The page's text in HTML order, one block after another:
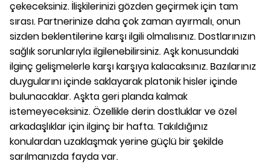
çekeceksiniz. İlişkilerinizi gözden geçirmek için tam
sırası. Partnerinize daha çok zaman ayırmalı, onun
sizden beklentilerine karşı ilgili olmalısınız. Dostlarınızın
sağlık sorunlarıyla ilgilenebilirsiniz. Aşk konusundaki
ilginç gelişmelerle karşı karşıya kalacaksınız. Bazılarınız
duygularını içinde saklayarak platonik hisler içinde
bulunacaklar. Aşkta geri planda kalmak
istemeyeceksiniz. Özellikle derin dostluklar ve özel
arkadaşlıklar için ilginç bir hafta. Takıldığınız
konulardan uzaklaşmak yerine güçlü bir şekilde
sarılmanızda fayda var.